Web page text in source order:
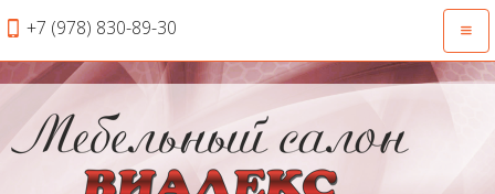
+7 (978) 830-89-30